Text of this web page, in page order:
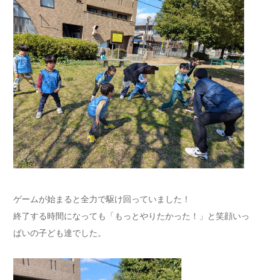
ゲームが始まると全力で駆け回っていました！
終了する時間になっても「もっとやりたかった！」と笑顔いっ
ぱいの子ども達でした。